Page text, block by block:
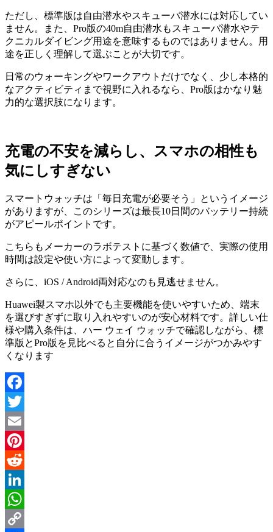
ただし、標準版は自由潜水やスキューバ潜水には対応してい
ません。また、Pro版の40m自由潜水もスキューバ潜水やテ
クニカルダイビング用途を意味するものではありません。用
途を正しく理解して選ぶことが大切です。
日常のウォーキングやワークアウトだけでなく、少し本格的
なアクティビティまで視野に入れるなら、Pro版はかなり魅
力的な選択肢になります。
充電の不安を減らし、スマホの相性も
気にしすぎない
スマートウォッチは「毎日充電が必要そう」というイメージ
がありますが、このシリーズは最長10日間のバッテリー持続
がアピールポイントです。
こちらもメーカーのラボテストに基づく数値で、実際の使用
時間は設定や使い方によって変動します。
さらに、iOS / Android両対応なのも見逃せません。
Huawei製スマホ以外でも主要機能を使いやすいため、端末
を選びすぎずに取り入れやすいのが安心材料です。詳しい仕
様や購入条件は、ハー ウェイ ウォッチで確認しながら、標
準版とPro版を見比べると自分に合うイメージがつかみやす
くなります
Facebook
Twitter
Email
Pinterest
Reddit
LinkedIn
WhatsApp